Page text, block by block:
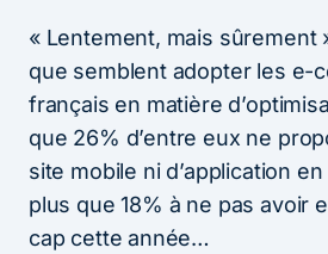
« Lentement, mais sûrement
que semblent adopter les e-
français en matière
que 26% d’entre eux ne
site mobile ni d’application
plus que 18% à ne pas avoir
cap cette année…